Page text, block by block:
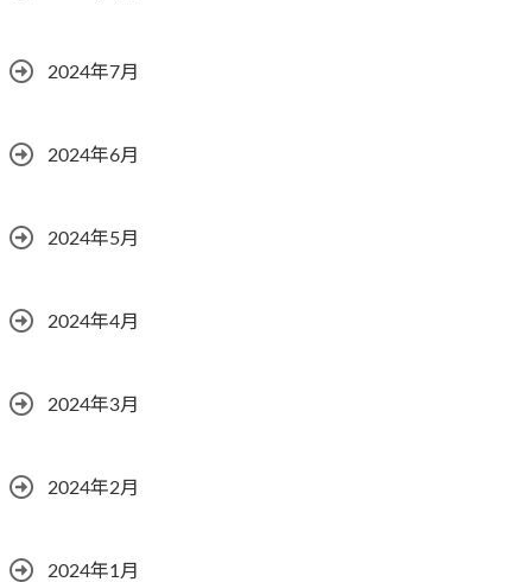
2024年7月
2024年6月
2024年5月
2024年4月
2024年3月
2024年2月
2024年1月